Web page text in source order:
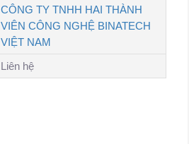
CÔNG TY TNHH HAI THÀNH
VIÊN CÔNG NGHỆ BINATECH
VIỆT NAM
Liên hệ